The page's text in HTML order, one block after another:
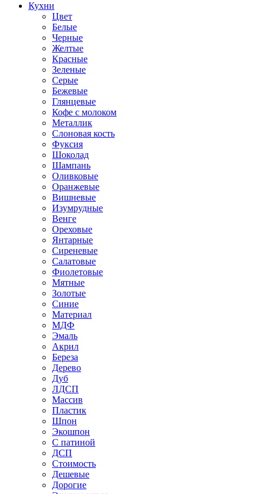
Кухни
Цвет
Белые
Черные
Желтые
Красные
Зеленые
Серые
Бежевые
Глянцевые
Кофе с молоком
Металлик
Слоновая кость
Фуксия
Шоколад
Шампань
Оливковые
Оранжевые
Вишневые
Изумрудные
Венге
Ореховые
Янтарные
Сиреневые
Салатовые
Фиолетовые
Мятные
Золотые
Синие
Материал
МДФ
Эмаль
Акрил
Береза
Дерево
Дуб
ЛДСП
Массив
Пластик
Шпон
Экошпон
С патиной
ДСП
Стоимость
Дешевые
Дорогие